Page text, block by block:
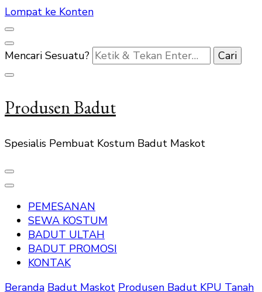
Lompat ke Konten
Mencari Sesuatu?
Produsen Badut
Spesialis Pembuat Kostum Badut Maskot
PEMESANAN
SEWA KOSTUM
BADUT ULTAH
BADUT PROMOSI
KONTAK
Beranda Badut Maskot Produsen Badut KPU Tanah